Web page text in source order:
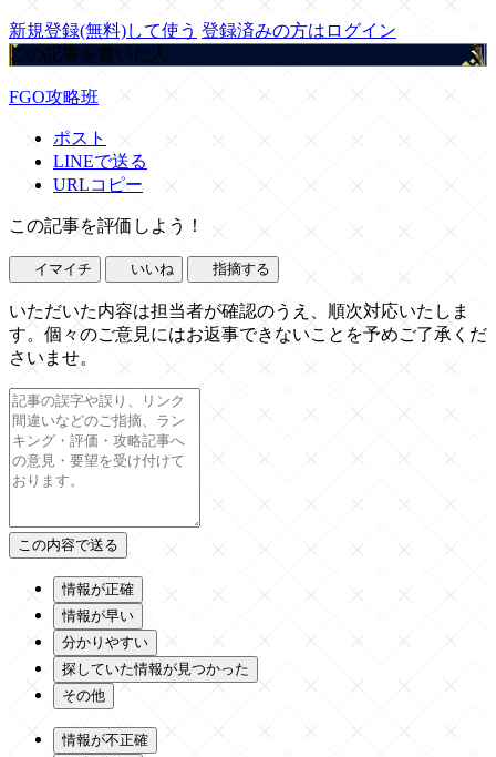
新規登録(無料)して使う 登録済みの方はログイン
この記事を書いた人
FGO攻略班
ポスト
LINEで送る
URLコピー
この記事を評価しよう！
イマイチ いいね 指摘する
いただいた内容は担当者が確認のうえ、順次対応いたしま
す。個々のご意見にはお返事できないことを予めご了承くだ
さいませ。
情報が正確
情報が早い
分かりやすい
探していた情報が見つかった
その他
情報が不正確